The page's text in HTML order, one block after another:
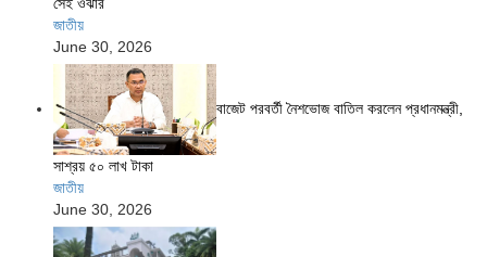
জাতীয়
June 30, 2026
বাজেট পরবর্তী নৈশভোজ বাতিল করলেন প্রধানমন্ত্রী,
সাশ্রয় ৫০ লাখ টাকা
জাতীয়
June 30, 2026